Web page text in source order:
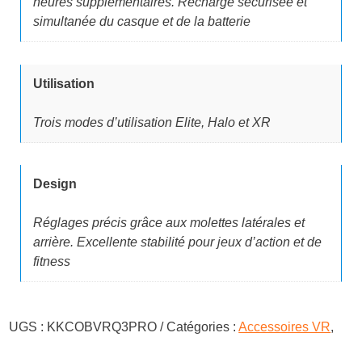
simultanée du casque et de la batterie
Utilisation
Trois modes d’utilisation Elite, Halo et XR
Design
Réglages précis grâce aux molettes latérales et
arrière. Excellente stabilité pour jeux d’action et de
fitness
UGS : KKCOBVRQ3PRO Catégories :Accessoires VR,